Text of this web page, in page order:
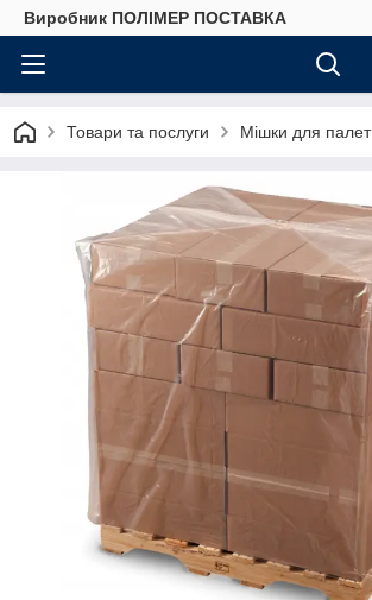
Виробник ПОЛІМЕР ПОСТАВКА
Товари та послуги Мішки для палет